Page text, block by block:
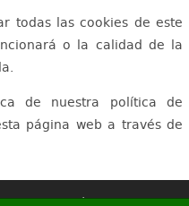
todas las cookies de este
o la calidad de la
de nuestra política de
página web a través de
reservados -Política de Privacidad-